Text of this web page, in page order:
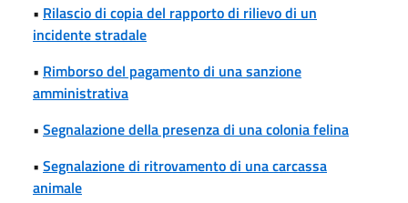
• Rilascio di copia del rapporto di rilievo di un
incidente stradale
• Rimborso del pagamento di una sanzione
amministrativa
• Segnalazione della presenza di una colonia felina
• Segnalazione di ritrovamento di una carcassa
animale